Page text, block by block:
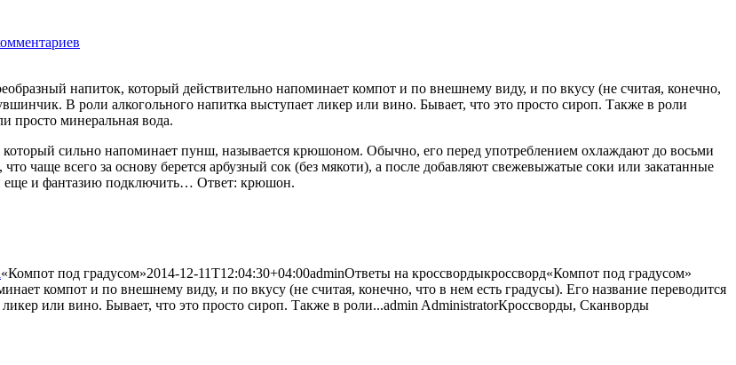
напиток, который действительно напоминает компот и по внешнему виду, и по вкусу (не считая, конечно,
В роли алкогольного напитка выступает ликер или вино. Бывает, что это просто сироп. Также в роли
просто минеральная вода.
сильно напоминает пунш, называется крюшоном. Обычно, его перед употреблением охлаждают до восьми
чаще всего за основу берется арбузный сок (без мякоти), а после добавляют свежевыжатые соки или закатанные
еще и фантазию подключить… Ответ: крюшон.
«Компот под градусом»2014-12-11T12:04:30+04:00adminОтветы на кроссвордыкроссворд«Компот под градусом»
компот и по внешнему виду, и по вкусу (не считая, конечно, что в нем есть градусы). Его название переводится
или вино. Бывает, что это просто сироп. Также в роли...admin AdministratorКроссворды, Сканворды